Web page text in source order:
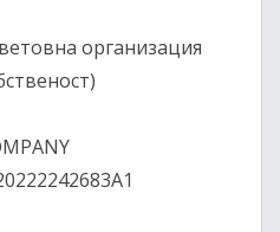
организация